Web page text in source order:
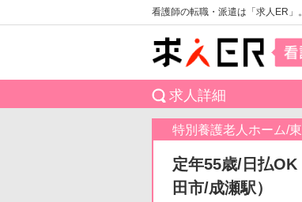
看護師の転職・派遣は「求人ER」
求人詳細
特別養護老人ホーム/
定年55歳/日払
田市/成瀬駅）